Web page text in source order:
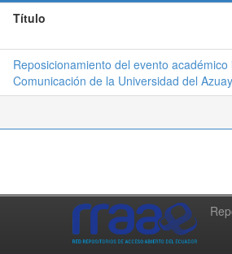
Título
Reposicionamiento del evento
Comunicación de la Universidad del Azuay